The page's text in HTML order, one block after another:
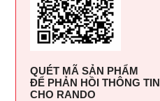
QUÉT MÃ SẢN PHẨM
ĐỂ PHẢN HỒI THÔNG TIN
CHO RANDO